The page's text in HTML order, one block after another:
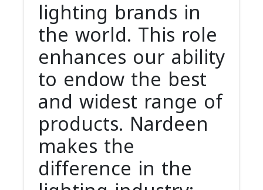
lighting brands in
the world. This role
enhances our ability
to endow the best
and widest range of
products. Nardeen
makes the
difference in the